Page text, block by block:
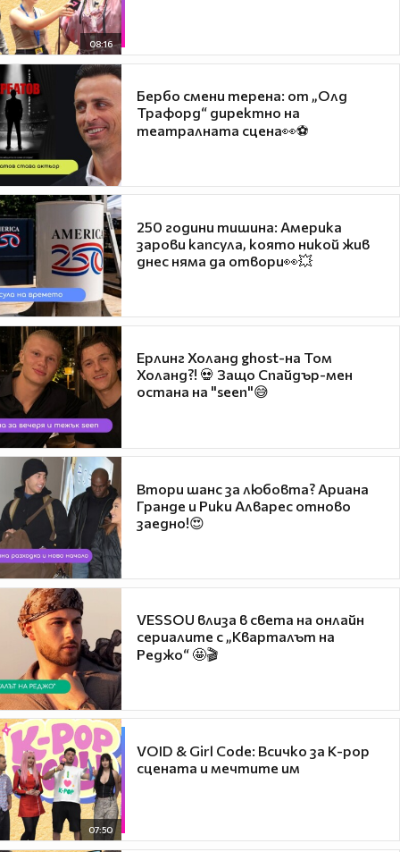
08:16
Бербо смени терена: от „Олд
Трафорд“ директно на
театралната сцена👀⚽
250 години тишина: Америка
зарови капсула, която никой жив
днес няма да отвори👀💥
Ерлинг Холанд ghost-на Том
Холанд?! 💀 Защо Спайдър-мен
остана на "seen"😅
Втори шанс за любовта? Ариана
Гранде и Рики Алварес отново
заедно!😍
VESSOU влиза в света на онлайн
сериалите с „Кварталът на
Реджо“ 🤩🎬
07:50
VOID & Girl Code: Всичко за K-pop
сцената и мечтите им